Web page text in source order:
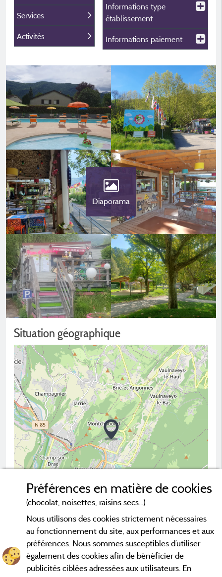
Services
Activités
Informations type
établissement
Informations paiement
Diaporama
Situation géographique
2 km © OpenStreetMap contributors
Contacter le camping
Préférences en matière de cookies
(chocolat, noisettes, raisins secs...)
Nous utilisons des cookies strictement nécessaires
au fonctionnement du site, aux performances et aux
préférences. Nous sommes susceptibles d’utiliser
également des cookies afin de bénéficier de
publicités ciblées adressées aux utilisateurs. En